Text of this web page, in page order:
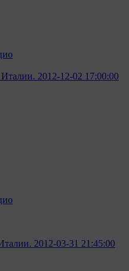
2012-12-02 17:00:00
2012-03-31 21:45:00